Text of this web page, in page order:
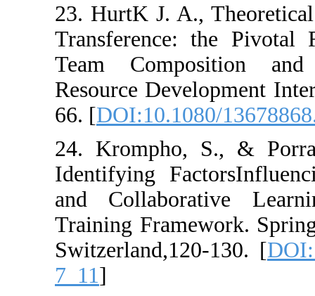
23. HurtK J.
Transference:
Team
Resource
66. [
24. Krompho,
Identifying
and
Training